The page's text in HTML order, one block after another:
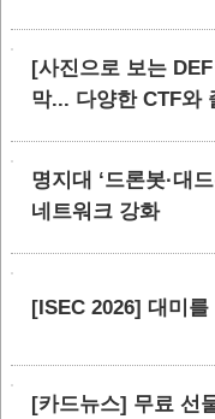
[사진으로 보는
막... 다양한 CTF와
명지대 ‘드론봇·대
네트워크 강화
[ISEC 2026] 대미
[카드뉴스] 무료 선